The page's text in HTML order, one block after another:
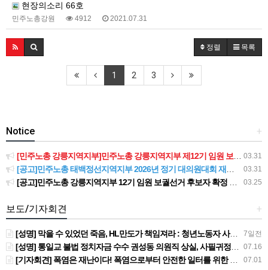
현장의소리 66호
민주노총강원 4912 2021.07.31
정렬 목록
1 2 3
+
Notice
03.31
[민주노총 강릉지역지부]민주노총 강릉지역지부 제12기 임원 보궐선거결과 공고
03.31
[공고]민주노총 태백정선지역지부 2026년 정기 대의원대회 재소집 건
03.25
[공고]민주노총 강릉지역지부 12기 임원 보궐선거 후보자 확정 공고
+
보도/기자회견
7일전
[성명] 막을 수 있었던 죽음, HL만도가 책임져라 : 청년노동자 사망사고의 철저한 진상규명과 재발방지 대책 마련하라
07.16
[성명] 통일교 불법 정치자금 수수 권성동 의원직 상실, 사필귀정이다
07.01
[기자회견] 폭염은 재난이다! 폭염으로부터 안전한 일터를 위한 민주노총 강원지역본부 폭염감시단 선포 기자회견